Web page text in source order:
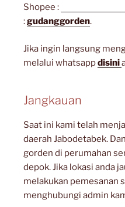
Shopee :
:gudanggorden.
Jika ingin langsung
melalui whatsappdisini
Jangkauan
Saat ini kami telah
daerah Jabodetabek.
gorden di perumahan
depok. Jika lokasi anda
melakukan pemesanan
menghubungi admin